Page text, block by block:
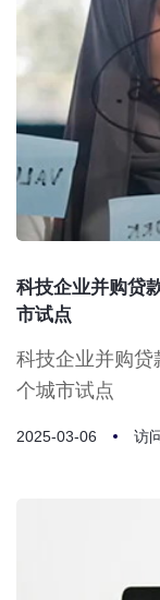
科技企业并购贷
市试点
科技企业并购
个城市试点
2025-03-06 访